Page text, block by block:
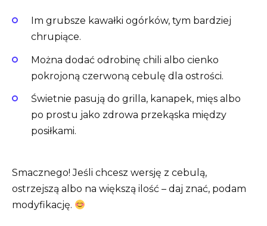
Im grubsze kawałki ogórków, tym bardziej
chrupiące.
Można dodać odrobinę chili albo cienko
pokrojoną czerwoną cebulę dla ostrości.
Świetnie pasują do grilla, kanapek, mięs albo
po prostu jako zdrowa przekąska między
posiłkami.
Smacznego! Jeśli chcesz wersję z cebulą,
ostrzejszą albo na większą ilość – daj znać, podam
modyfikację.